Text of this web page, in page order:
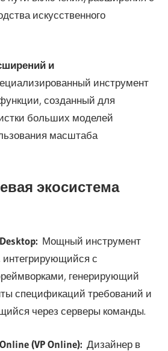
искусственного
и
инструмент
созданный для
больших моделей
масштаба
экосистема
Мощный инструмент
с
генерирующий
спецификаций требований и
через серверы команды.
(VP Online): Дизайнер в